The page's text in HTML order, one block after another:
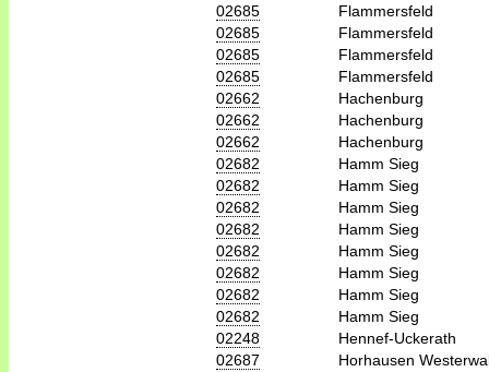
02685
Flammersfeld
02685
Flammersfeld
02685
Flammersfeld
02685
Flammersfeld
02662
Hachenburg
02662
Hachenburg
02662
Hachenburg
02682
Hamm Sieg
02682
Hamm Sieg
02682
Hamm Sieg
02682
Hamm Sieg
02682
Hamm Sieg
02682
Hamm Sieg
02682
Hamm Sieg
02682
Hamm Sieg
02248
Hennef-Uckerath
02687
Horhausen